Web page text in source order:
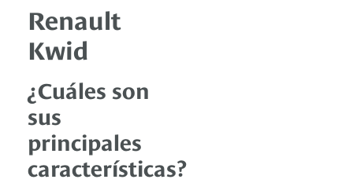
Renault
Kwid
¿Cuáles son
sus
principales
características?